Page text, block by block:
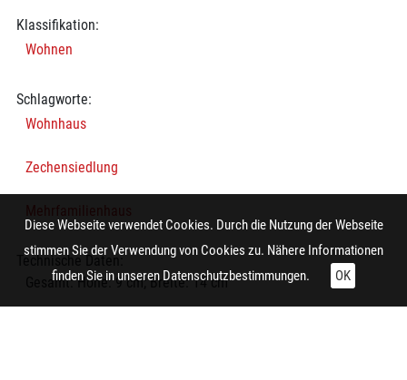
Klassifikation:
Wohnen
Schlagworte:
Wohnhaus
Zechensiedlung
Technische Daten:
Gesamt: Höhe: 9 cm; Breite: 14 cm
Diese Webseite verwendet Cookies. Durch die Nutzung der Webseite
stimmen Sie der Verwendung von Cookies zu. Nähere Informationen
finden Sie in unseren Datenschutzbestimmungen. OK